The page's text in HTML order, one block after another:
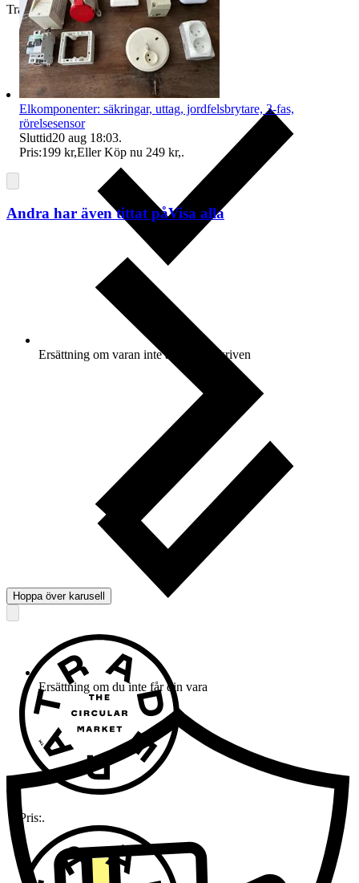
Traderas köparskydd
Ersättning om varan inte är som beskriven
Ersättning om du inte får din vara
Elkomponenter: säkringar, uttag, jordfelsbrytare, 3-fas,
rörelsesensor
Sluttid20 aug 18:03.
Pris:199 kr,Eller Köp nu 249 kr,.
Andra har även tittat påVisa alla
Hoppa över karusell
Pris:.